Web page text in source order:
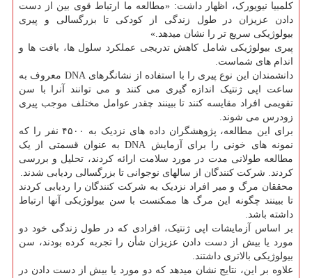
کلمبیا نیویورک، اظهار داشت: «مطالعه ما ارتباط قوی بین از دست
دادن عزیزان در طول زندگی از کودکی تا بزرگسالی و پیری
بیولوژیکی سریع تر را نشان میدهد.»
پیری بیولوژیکی شامل کاهش تدریجی عملکرد سلول ها، بافت ها و
اندام های شماست.
دانشمندان این نوع پیری را با استفاده از نشانگرهای DNA معروف به
ساعت اپی ژنتیک اندازه گیری می کنند و می توانند آنرا با سن
تقویمی افراد مقایسه کنند تا ببینند چقدر عوامل مختلف موجب پیری
زودرس می شوند.
برای این مطالعه، پژوهشگران داده های نزدیک به ۴۵۰۰ نفر را که
نمونه های خونی را برای آزمایش DNA به عنوان قسمتی از یک
مطالعه طولانی مدت در مورد سلامت ارائه کردند، تحلیل و بررسی
کردند. شرکت کنندگان از سالهای نوجوانی تا بزرگسالی ردیابی شدند.
محققان مرگ و میر افراد نزدیک به شرکت کنندگان را ردیابی کردند
تا ببینند چگونه این مرگ ها ممکنست با سن بیولوژیکی آنها ارتباط
داشته باشد.
بر اساس آزمایشات اپی ژنتیک، افرادی که در طول زندگی خود دو
مورد یا بیش از دست دادن عزیزان شأن را تجربه کرده بودند، سن
بیولوژیکی بالاتری داشتند.
علاوه بر این، نتایج نشان میدهد که دو مورد یا بیش از دست دادن در